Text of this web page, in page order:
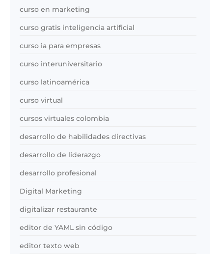
curso en marketing
curso gratis inteligencia artificial
curso ia para empresas
curso interuniversitario
curso latinoamérica
curso virtual
cursos virtuales colombia
desarrollo de habilidades directivas
desarrollo de liderazgo
desarrollo profesional
Digital Marketing
digitalizar restaurante
editor de YAML sin código
editor texto web